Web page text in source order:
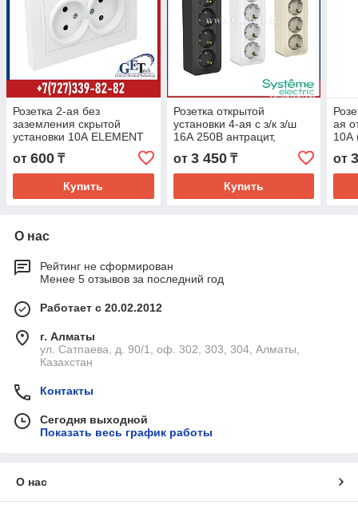
Розетка 2-ая без
заземления скрытой
установки 10А ELEMENT
(розетка электрическая
двойная белая)
от 600 ₸
Купить
Розетка открытой
установки 4-ая с з/к з/ш
16А 250В антрацит,
молочный, белый BLANCA
от 3 450₸
Купить
ая
10А
от
О нас
Рейтинг не сформирован
Менее 5 отзывов за последний год
Работает с 20.02.2012
г. Алматы
ул. Сатпаева, д. 90/1, оф. 302, 303, 304, Алматы,
Казахстан
Контакты
Сегодня выходной
Показать весь график работы
О нас